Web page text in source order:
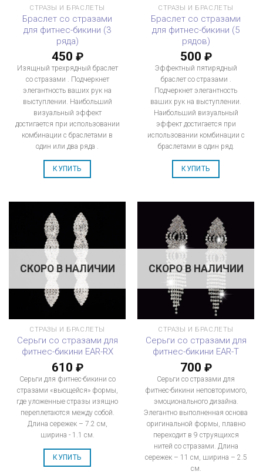
СТРАЗЫ И БРАСЛЕТЫ
Браслет со стразами
для фитнес-бикини (3
ряда)
450 ₽
Изящный трехрядный браслет
со стразами . Подчеркнет
элегантность ваших рук на
выступлении. Наибольший
визуальный эффект
достигается при использовании
комбинации с браслетами в
один или два ряда .
КУПИТЬ
СТРАЗЫ И БРАСЛЕТЫ
Браслет со стразами
для фитнес-бикини (5
рядов)
500 ₽
Эффектный пятирядный
браслет со стразами .
Подчеркнет элегантность
ваших рук на выступлении.
Наибольший визуальный
эффект достигается при
использовании комбинации с
браслетами в один ряд.
КУПИТЬ
СКОРО В НАЛИЧИИ
СТРАЗЫ И БРАСЛЕТЫ
Серьги со стразами для
фитнес-бикини EAR-RX
610 ₽
Серьги для фитнес-бикини со
стразами «вьющейся» формы,
где уложенные стразы изящно
переплетаются между собой.
Длина сережек – 7.2 см,
ширина - 1.1 см.
КУПИТЬ
СКОРО В НАЛИЧИИ
СТРАЗЫ И БРАСЛЕТЫ
Серьги со стразами для
фитнес-бикини EAR-T
700 ₽
Серьги со стразами для
фитнес-бикини неповторимого,
эмоционального дизайна.
Элегантно выполненная основа
оригинальной формы, плавно
переходит в 9 струящихся
нитей со стразами. Длина
сережек – 11 см, ширина – 2.5
см.